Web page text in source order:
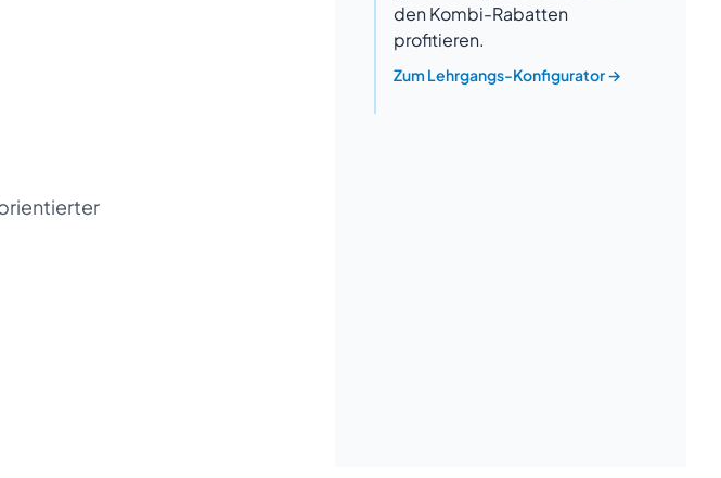
den Kombi-Rabatten
profitieren.
Zum Lehrgangs-Konfigurator→